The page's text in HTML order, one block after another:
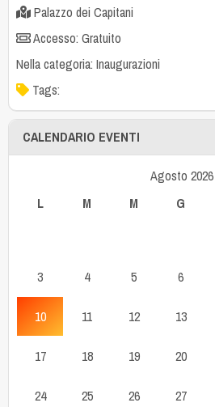
Palazzo dei Capitani
Accesso: Gratuito
Nella categoria: Inaugurazioni
Tags:
CALENDARIO EVENTI
Agosto 2026
L
M M G
3 4 5 6
10 11 12 13
17 18 19 20
24 25 26 27